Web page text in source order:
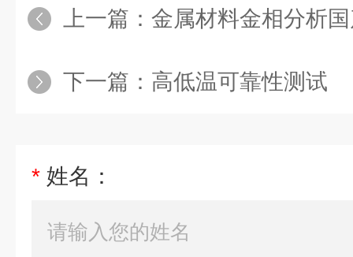
上一篇： 金属材料金相分析
下一篇： 高低温可靠性测试
* 姓名：